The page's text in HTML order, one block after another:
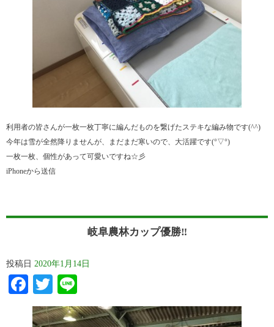
利用者の皆さんが一枚一枚丁寧に編んだものを繋げたステキな編み物です(^^)
今年は雪が全然降りませんが、まだまだ寒いので、大活躍です(°▽°)
一枚一枚、個性があって可愛いですね☆彡
iPhoneから送信
岐阜農林カップ優勝‼︎
投稿日 2020年1月14日
Facebook
Twitter